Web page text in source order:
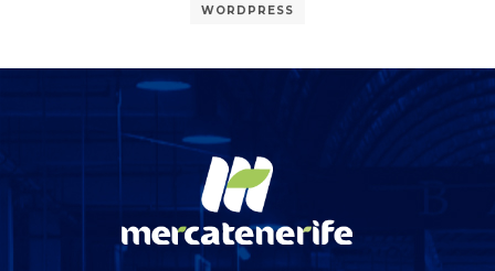
WORDPRESS